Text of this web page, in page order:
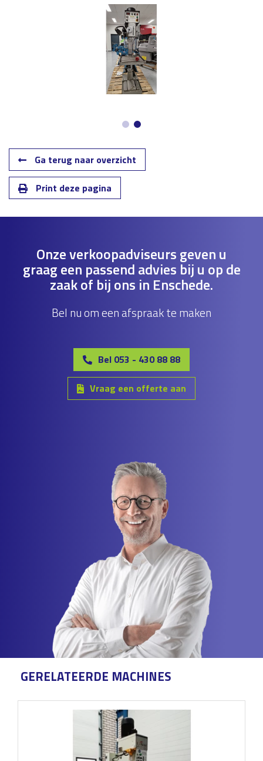
Ga terug naar overzicht
Print deze pagina
Onze verkoopadviseurs geven u
graag een passend advies bij u op de
zaak of bij ons in Enschede.
Bel nu om een afspraak te maken
Bel 053 - 430 88 88
Vraag een offerte aan
GERELATEERDE MACHINES